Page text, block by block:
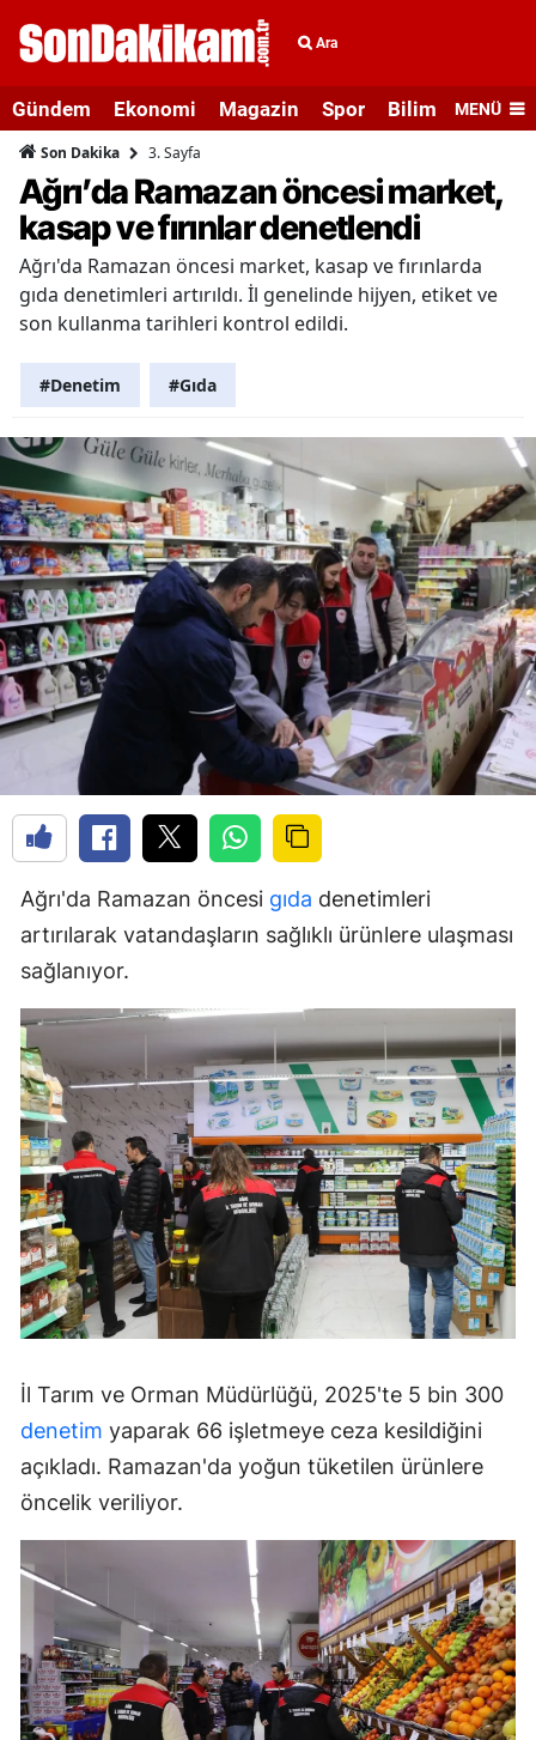
Ara
Gündem Ekonomi Magazin Spor Bilim veMENÜ
Son Dakika 3. Sayfa
Ağrı’da Ramazan öncesi market,
kasap ve fırınlar denetlendi
Ağrı'da Ramazan öncesi market, kasap ve fırınlarda
gıda denetimleri artırıldı. İl genelinde hijyen, etiket ve
son kullanma tarihleri kontrol edildi.
#Denetim #Gıda
Ağrı'da Ramazan öncesi gıda denetimleri
artırılarak vatandaşların sağlıklı ürünlere ulaşması
sağlanıyor.
İl Tarım ve Orman Müdürlüğü, 2025'te 5 bin 300
denetim yaparak 66 işletmeye ceza kesildiğini
açıkladı. Ramazan'da yoğun tüketilen ürünlere
öncelik veriliyor.